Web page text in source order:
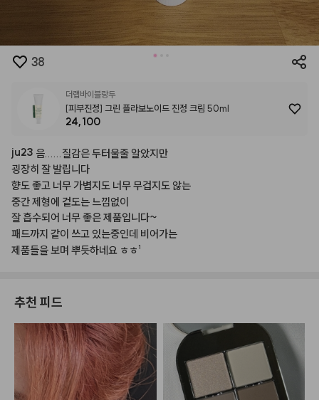
38
더랩바이블랑두
[피부진정] 그린 플라보노이드 진정 크림 50ml
24,100
ju23 음......질감은두터울줄 알았지만
굉장히 잘 발립니다
향도좋고 너무 가볍지도 너무무겁지도 않는
중간제형에 겉도는 느낌없이
잘 흡수되어 너무좋은제품입니다~
패드까지 같이 쓰고 있는중인데 비어가는
제품들을보며 뿌듯하네요 ㅎㅎ¹
추천 피드